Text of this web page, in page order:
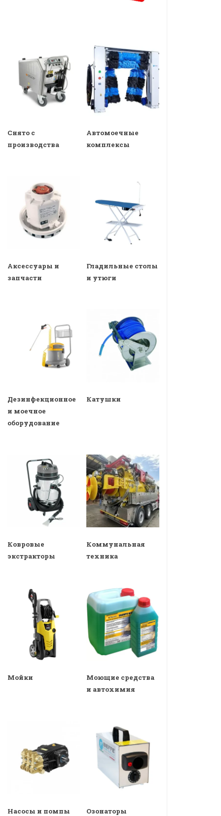
Снято с
производства
Автомоечные
комплексы
Аксессуары и
запчасти
Гладильные столы
и утюги
Дезинфекционное
и моечное
оборудование
Катушки
Ковровые
экстракторы
Коммунальная
техника
Мойки
Моющие средства
и автохимия
Насосы и помпы Озонаторы